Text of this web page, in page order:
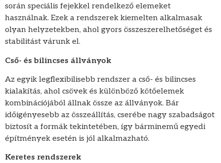
során speciális fejekkel rendelkező elemeket
használnak. Ezek a rendszerek kiemelten alkalmasak
olyan helyzetekben, ahol gyors összeszerelhetőséget és
stabilitást várunk el.
Cső- és bilincses állványok
Az egyik legflexibilisebb rendszer a cső- és bilincses
kialakítás, ahol csövek és különböző kötőelemek
kombinációjából állnak össze az állványok. Bár
időigényesebb az összeállítás, cserébe nagy szabadságot
biztosít a formák tekintetében, így bárminemű egyedi
építmények esetén is jól alkalmazható.
Keretes rendszerek